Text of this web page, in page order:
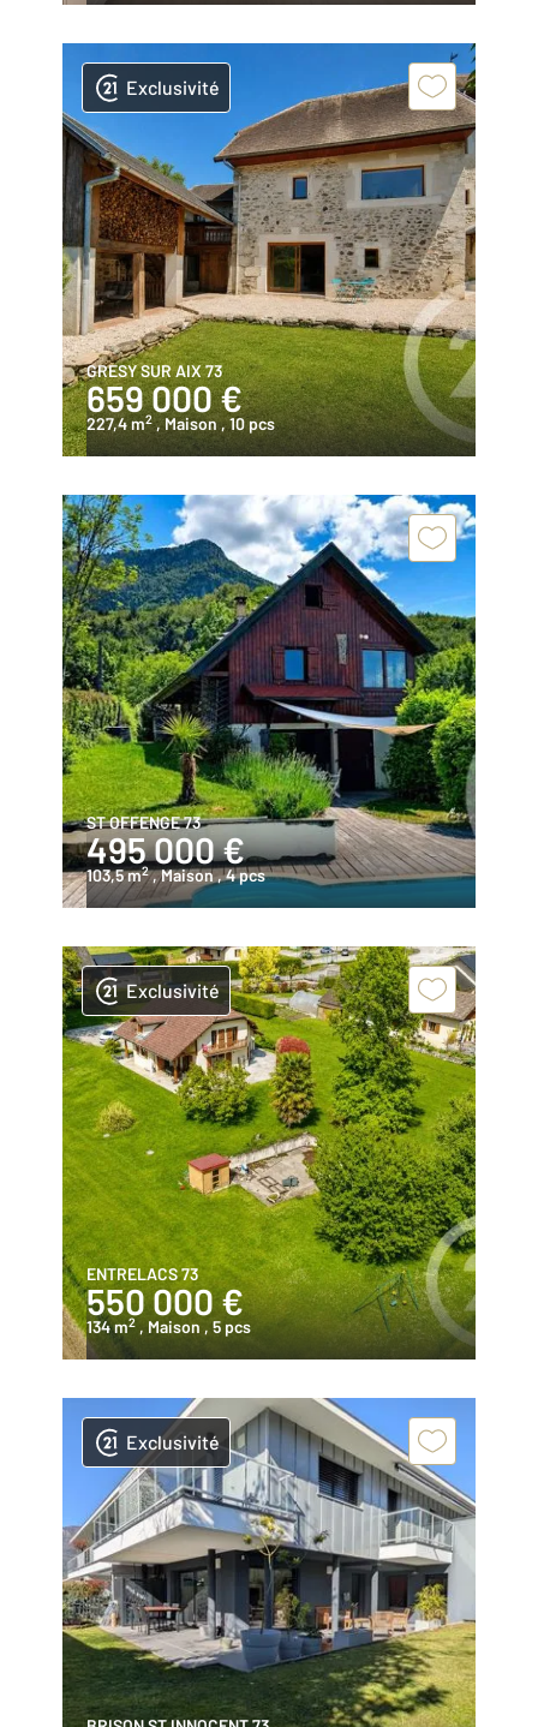
Exclusivité
GRESY SUR AIX 73
659 000 €
227,4 m2 , Maison, 10 pcs
ST OFFENGE 73
495 000 €
103,5 m2 , Maison, 4 pcs
Exclusivité
ENTRELACS 73
550 000 €
134 m2 , Maison , 5 pcs
Exclusivité